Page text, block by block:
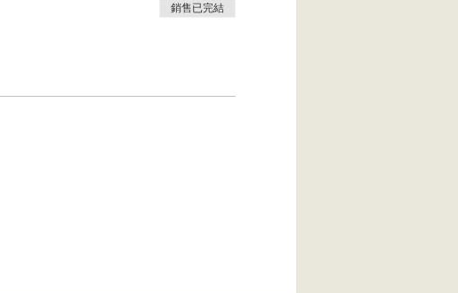
銷售已完結